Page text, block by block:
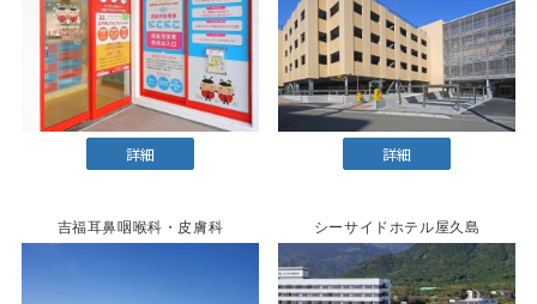
詳細 詳細
吉福耳鼻咽喉科・皮膚科 シーサイドホテル屋久島